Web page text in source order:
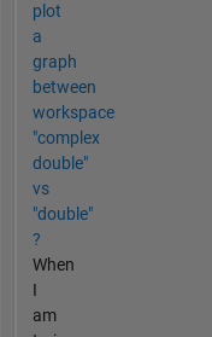
plot
a
graph
between
workspace
"complex
double"
vs
"double"
?
When
I
am